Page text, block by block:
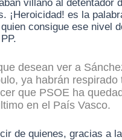
villano al detentador
¡Heroicidad! es la
consigue ese nivel
desean ver a
ya habrán respirado
que PSOE ha
en el País Vasco.
de quienes, gracias a